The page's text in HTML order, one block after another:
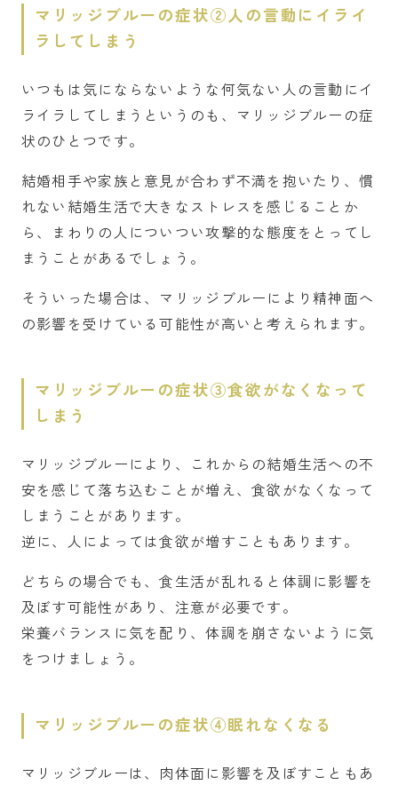
マリッジブルーの症状②人の言動にイライ
ラしてしまう
いつもは気にならないような何気ない人の言動にイ
ライラしてしまうというのも、マリッジブルーの症
状のひとつです。
結婚相手や家族と意見が合わず不満を抱いたり、慣
れない結婚生活で大きなストレスを感じることか
ら、まわりの人についつい攻撃的な態度をとってし
まうことがあるでしょう。
そういった場合は、マリッジブルーにより精神面へ
の影響を受けている可能性が高いと考えられます。
マリッジブルーの症状③食欲がなくなって
しまう
マリッジブルーにより、これからの結婚生活への不
安を感じて落ち込むことが増え、食欲がなくなって
しまうことがあります。
逆に、人によっては食欲が増すこともあります。
どちらの場合でも、食生活が乱れると体調に影響を
及ぼす可能性があり、注意が必要です。
栄養バランスに気を配り、体調を崩さないように気
をつけましょう。
マリッジブルーの症状④眠れなくなる
マリッジブルーは、肉体面に影響を及ぼすこともあ